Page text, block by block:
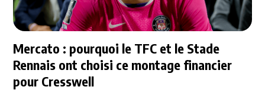
Mercato : pourquoi le TFC et le Stade
Rennais ont choisi ce montage financier
pour Cresswell